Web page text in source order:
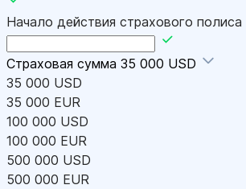
Начало действия страхового полиса
Страховая сумма 35 000 USD
35 000 USD
35 000 EUR
100 000 USD
100 000 EUR
500 000 USD
500 000 EUR